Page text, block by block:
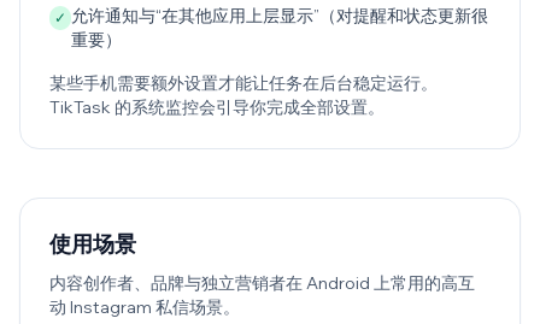
✓ 允许通知与“在其他应用上层显示”（对提醒和状态更新很
重要）
某些手机需要额外设置才能让任务在后台稳定运行。
TikTask 的系统监控会引导你完成全部设置。
使用场景
内容创作者、品牌与独立营销者在 Android 上常用的高互
动 Instagram 私信场景。